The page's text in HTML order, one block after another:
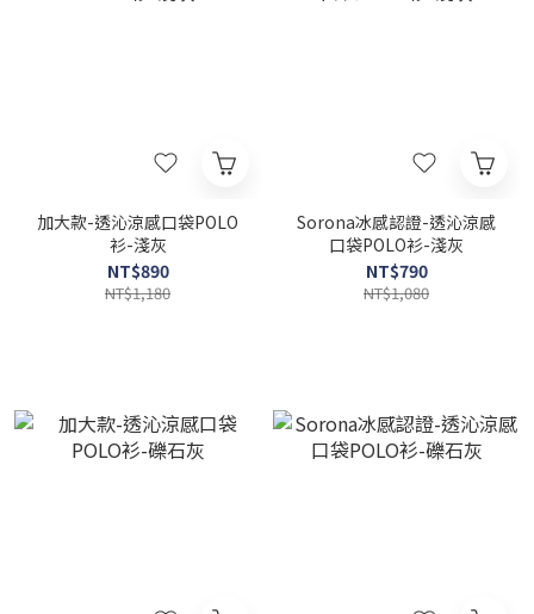
加大款-透沁涼感口袋POLO
衫-淺灰
NT$890
NT$1,180
Sorona冰感認證-透沁涼感
口袋POLO衫-淺灰
NT$790
NT$1,080